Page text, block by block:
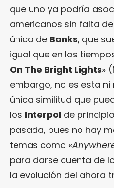
que uno ya podría
americanos sin falta
única de Banks, que
igual que en los
On The Bright Lights»
embargo, no es esta
única similitud que
los Interpol de
pasada, pues no hay
temas como «
para darse cuenta de
la evolución del ahora